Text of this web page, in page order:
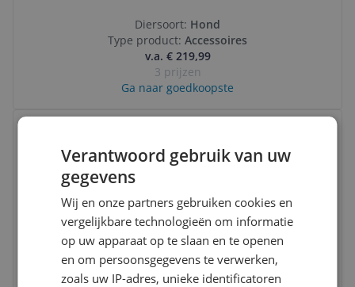
Diersoort: Hond
Type product: Accessoires
v.a. € 219,99
3 prijzen
Ga naar goedkoopste
Trixie Reismand Grijs - 47X32X32 CM
Bekijk product
Verantwoord gebruik van uw
gegevens
Wij en onze partners gebruiken cookies en
vergelijkbare technologieën om informatie
op uw apparaat op te slaan en te openen
en om persoonsgegevens te verwerken,
zoals uw IP-adres, unieke identificatoren